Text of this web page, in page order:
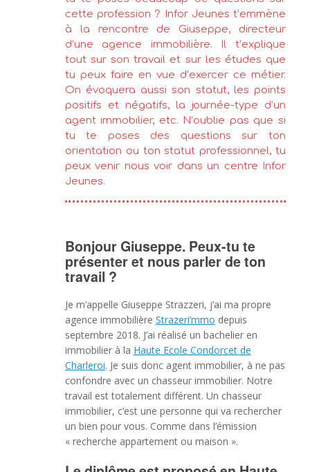
cette profession ? Infor Jeunes t’emmène
à la rencontre de Giuseppe, directeur
d’une agence immobilière. Il t’explique
tout sur son travail et sur les études que
tu peux faire en vue d’exercer ce métier.
On évoquera aussi son statut, les points
positifs et négatifs, la journée-type d’un
agent immobilier, etc. N’oublie pas que si
tu te poses des questions sur ton
orientation ou ton statut professionnel, tu
peux venir nous voir dans un centre Infor
Jeunes.
Bonjour Giuseppe. Peux-tu te
présenter et nous parler de ton
travail ?
Je m’appelle Giuseppe Strazzeri, j’ai ma propre
agence immobilière Strazeri’mmo depuis
septembre 2018. J’ai réalisé un bachelier en
immobilier à la Haute Ecole Condorcet de
Charleroi. Je suis donc agent immobilier, à ne pas
confondre avec un chasseur immobilier. Notre
travail est totalement différent. Un chasseur
immobilier, c’est une personne qui va rechercher
un bien pour vous. Comme dans l’émission
« recherche appartement ou maison ».